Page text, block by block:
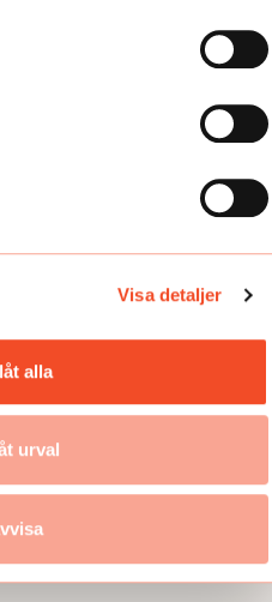
Visa detaljer
alla
urval
av våra
TEMA Konstant